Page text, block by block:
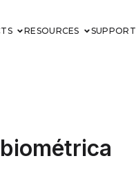
RESOURCES SUPPORT